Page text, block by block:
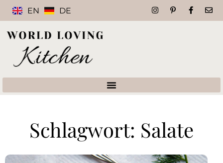
EN DE
Schlagwort: Salate